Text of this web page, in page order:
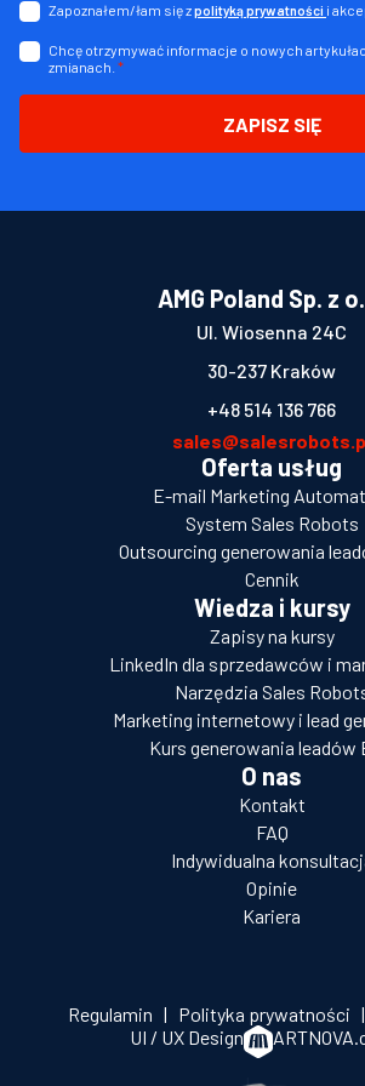
Zapoznałem/łam się zpolityką prywatności i
Chcę otrzymywać informacje o nowych
zmianach. *
ZAPISZ SIĘ
AMG Poland Sp. z
Ul. Wiosenna 24C
30-237 Kraków
+48 514 136 766
Oferta usług
E-mail Marketing
System Sales Robots
Outsourcing generowania
Cennik
Wiedza i kursy
Zapisy na kursy
LinkedIn dla sprzedawców i
Narzędzia Sales
Marketing internetowy i lead
Kurs generowania leadów
O nas
Kontakt
FAQ
Indywidualna
Opinie
Kariera
Regulamin | Polityka prywatności |
UI / UX Design